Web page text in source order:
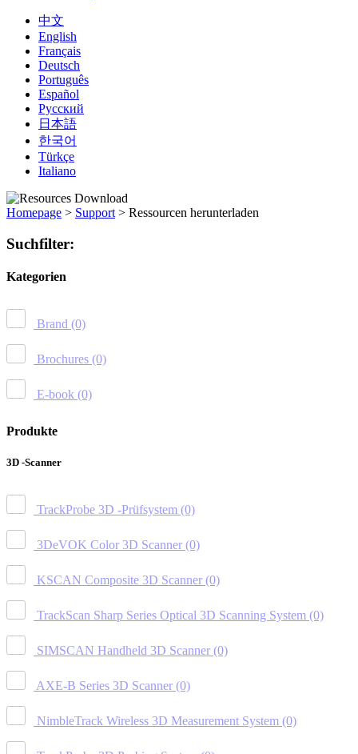
中文
English
Français
Deutsch
Português
Español
Русский
日本語
한국어
Türkçe
Italiano
Homepage > Support > Ressourcen herunterladen
Suchfilter:
Kategorien
Brand (0)
Brochures (0)
E-book (0)
Produkte
3D -Scanner
TrackProbe 3D -Prüfsystem (0)
3DeVOK Color 3D Scanner (0)
KSCAN Composite 3D Scanner (0)
TrackScan Sharp Series Optical 3D Scanning System (0)
SIMSCAN Handheld 3D Scanner (0)
AXE-B Series 3D Scanner (0)
NimbleTrack Wireless 3D Measurement System (0)